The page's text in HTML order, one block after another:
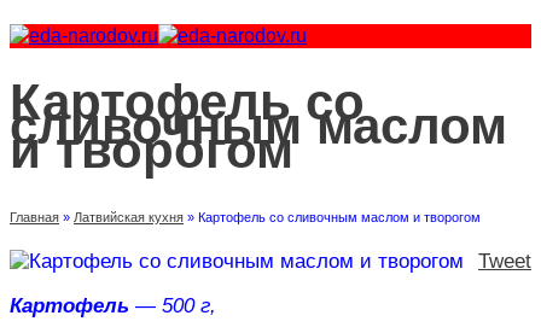
Картофель со
сливочным маслом
и творогом
Главная » Латвийская кухня » Картофель со сливочным маслом и творогом
Tweet
Картофель — 500 г,